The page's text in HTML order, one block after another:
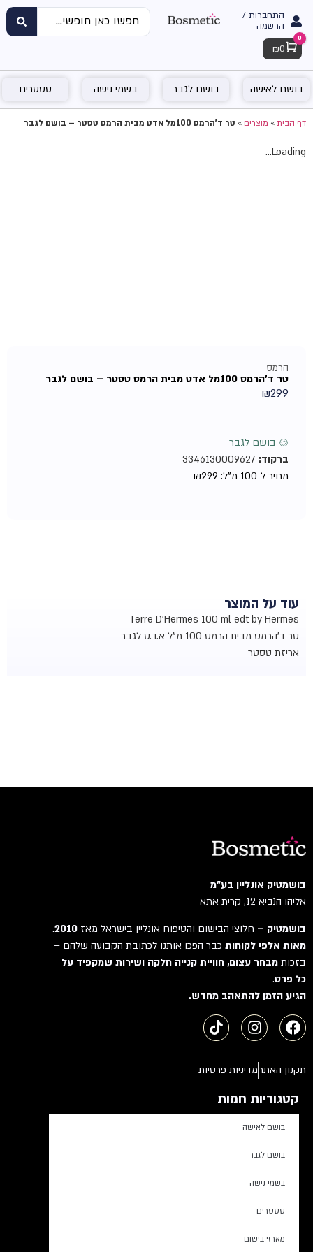
התחברות /
הרשמה
Cart
0
₪ 0
בושם לאישה בושם לגבר בשמי נישה טסטרים
דף הבית»מוצרים»טר ד'הרמס 100מל אדט מבית הרמס טסטר – בושם לגבר
Loading...
הרמס
טר ד'הרמס 100מל אדט מבית הרמס טסטר – בושם לגבר
₪299
♂ בושם לגבר
ברקוד:3346130009627
מחיר ל-100 מ"ל:
₪299
עוד על המוצר
Terre D'Hermes 100 ml edt by Hermes
טר ד'הרמס מבית הרמס 100 מ"ל א.ד.ט לגבר
אריזת טסטר
בושמטיק אונליין בע"מ
אליהו הנביא 12, קרית אתא
בושמטיק –חלוצי הבישום והטיפוח אונליין בישראל מאז2010
.
מאות אלפי לקוחותכבר הפכו אותנו לכתובת הקבועה שלהם –
בזכותמבחר עצום, חוויית קנייה חלקה ושירות שמקפיד על
כל פרט.
הגיע הזמן להתאהב מחדש.
תקנון האתרמדיניות פרטיות
קטגוריות חמות
בושם לאישה
בושם לגבר
בשמי נישה
טסטרים
מארזי בישום